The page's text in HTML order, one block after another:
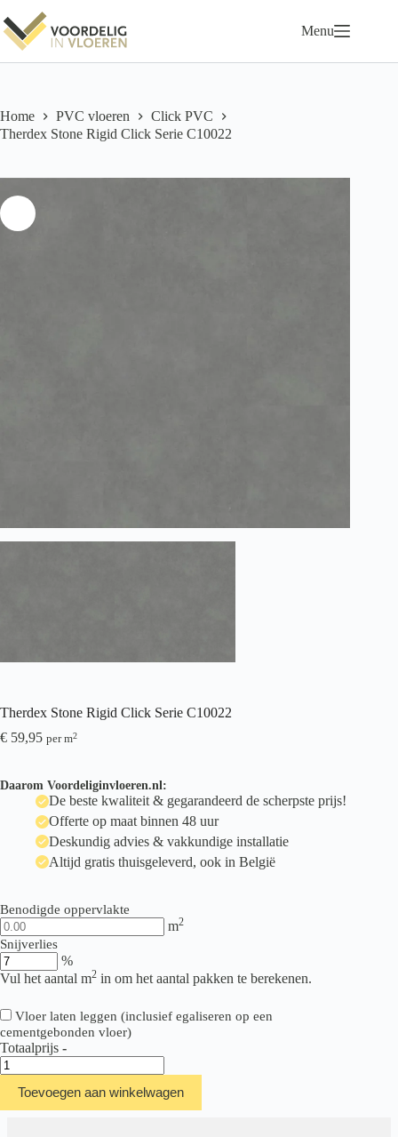
naar
de
inhoud
Menu
Home PVC vloeren
Click PVC
Therdex Stone Rigid Click Serie C10022
Therdex Stone Rigid Click Serie C10022
€ 59,95 per m2
Daarom Voordeliginvloeren.nl:
De beste kwaliteit & gegarandeerd de scherpste prijs!
Offerte op maat binnen 48 uur
Deskundig advies & vakkundige installatie
Altijd gratis thuisgeleverd, ook in België
Benodigde oppervlakte
m2
Snijverlies
%
Vul het aantal m2 in om het aantal pakken te berekenen.
Vloer laten leggen (inclusief egaliseren op een
cementgebonden vloer)
Totaalprijs -
Therdex
Stone
Rigid
Click
Toevoegen aan winkelwagen